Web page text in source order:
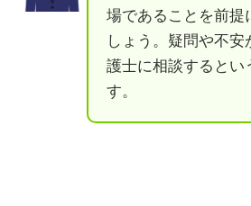
場であることを前提
しょう。疑問や不
護士に相談するとい
す。